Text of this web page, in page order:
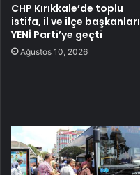
CHP Kırıkkale’de toplu
istifa, il ve ilçe başkanları
YENİ Parti’ye geçti
Ağustos 10, 2026